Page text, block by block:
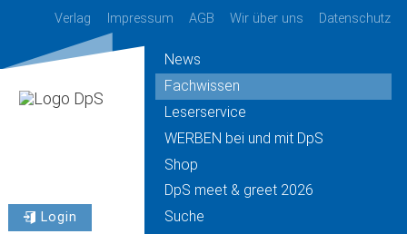
Verlag Impressum AGB Wir über uns Datenschutz
Login
News
Fachwissen
Leserservice
WERBEN bei und mit DpS
Shop
DpS meet & greet 2026
Suche